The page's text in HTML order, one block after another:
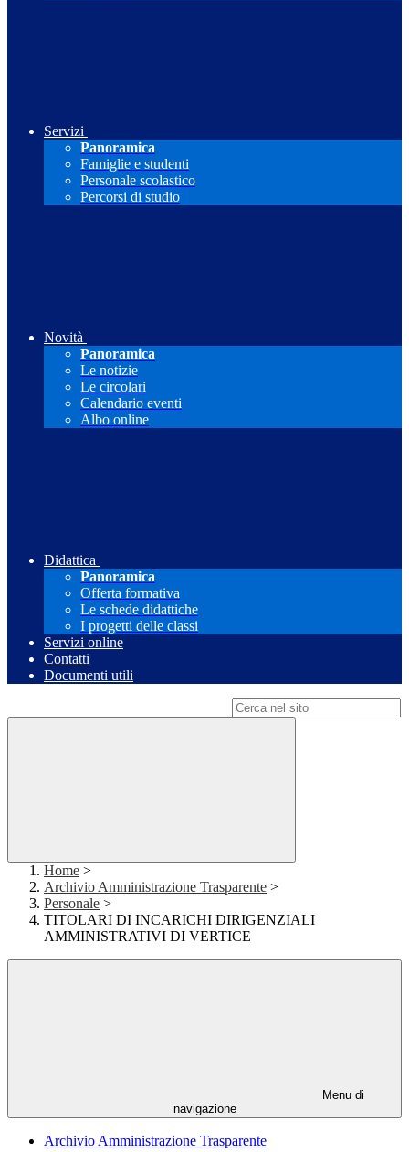
Servizi
Panoramica
Famiglie e studenti
Personale scolastico
Percorsi di studio
Novità
Panoramica
Le notizie
Le circolari
Calendario eventi
Albo online
Didattica
Panoramica
Offerta formativa
Le schede didattiche
I progetti delle classi
Servizi online
Contatti
Documenti utili
Home >
Archivio Amministrazione Trasparente >
Personale >
TITOLARI DI INCARICHI DIRIGENZIALI
AMMINISTRATIVI DI VERTICE
Menu di
navigazione
Archivio Amministrazione Trasparente